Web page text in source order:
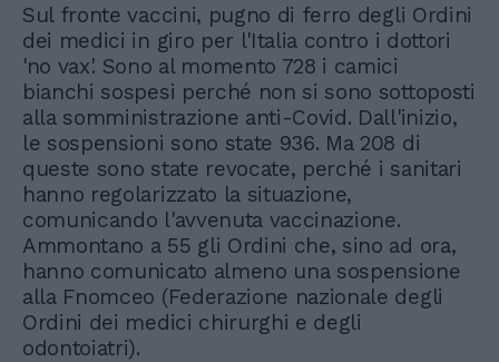
Sul fronte vaccini, pugno di ferro degli Ordini
dei medici in giro per l'Italia contro i dottori
'no vax'. Sono al momento 728 i camici
bianchi sospesi perché non si sono sottoposti
alla somministrazione anti-Covid. Dall'inizio,
le sospensioni sono state 936. Ma 208 di
queste sono state revocate, perché i sanitari
hanno regolarizzato la situazione,
comunicando l'avvenuta vaccinazione.
Ammontano a 55 gli Ordini che, sino ad ora,
hanno comunicato almeno una sospensione
alla Fnomceo (Federazione nazionale degli
Ordini dei medici chirurghi e degli
odontoiatri).